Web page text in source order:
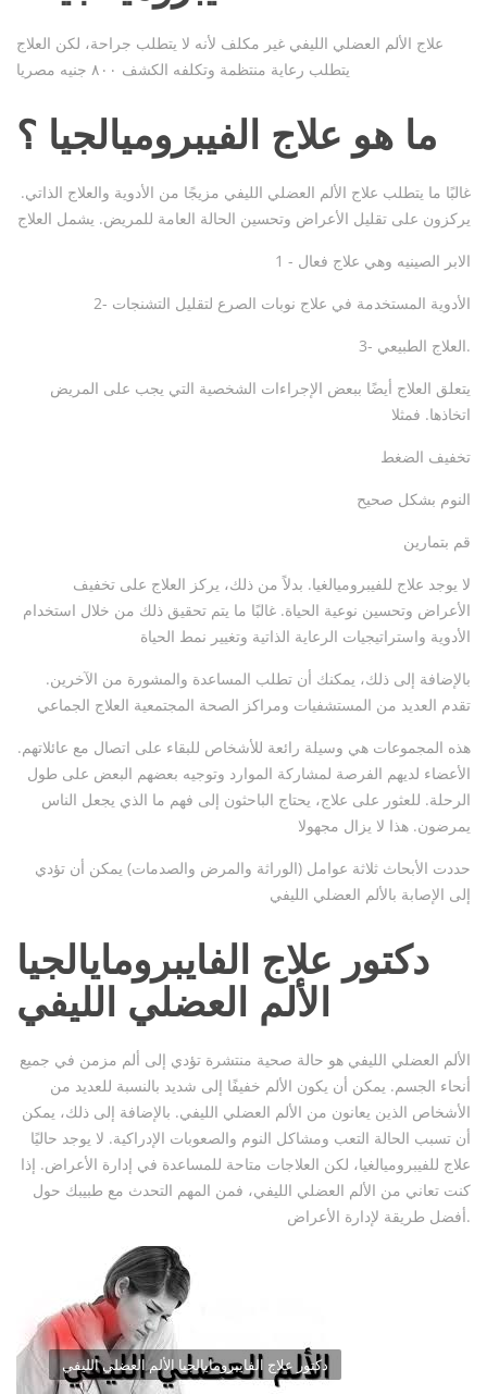
علاج الألم العضلي الليفي غير مكلف لأنه لا يتطلب جراحة، لكن العلاج
يتطلب رعاية منتظمة وتكلفه الكشف ٨٠٠ جنيه مصريا
ما هو علاج الفيبروميالجيا ؟
غالبًا ما يتطلب علاج الألم العضلي الليفي مزيجًا من الأدوية والعلاج الذاتي.
يركزون على تقليل الأعراض وتحسين الحالة العامة للمريض. يشمل العلاج
1 - الابر الصينيه وهي علاج فعال
2- الأدوية المستخدمة في علاج نوبات الصرع لتقليل التشنجات
3- العلاج الطبيعي.
يتعلق العلاج أيضًا ببعض الإجراءات الشخصية التي يجب على المريض
اتخاذها. فمثلا
تخفيف الضغط
النوم بشكل صحيح
قم بتمارين
لا يوجد علاج للفيبروميالغيا. بدلاً من ذلك، يركز العلاج على تخفيف
الأعراض وتحسين نوعية الحياة. غالبًا ما يتم تحقيق ذلك من خلال استخدام
الأدوية واستراتيجيات الرعاية الذاتية وتغيير نمط الحياة
بالإضافة إلى ذلك، يمكنك أن تطلب المساعدة والمشورة من الآخرين.
تقدم العديد من المستشفيات ومراكز الصحة المجتمعية العلاج الجماعي
هذه المجموعات هي وسيلة رائعة للأشخاص للبقاء على اتصال مع عائلاتهم.
الأعضاء لديهم الفرصة لمشاركة الموارد وتوجيه بعضهم البعض على طول
الرحلة. للعثور على علاج، يحتاج الباحثون إلى فهم ما الذي يجعل الناس
يمرضون. هذا لا يزال مجهولا
حددت الأبحاث ثلاثة عوامل (الوراثة والمرض والصدمات) يمكن أن تؤدي
إلى الإصابة بالألم العضلي الليفي
دكتور علاج الفايبرومايالجيا
الألم العضلي الليفي
الألم العضلي الليفي هو حالة صحية منتشرة تؤدي إلى ألم مزمن في جميع
أنحاء الجسم. يمكن أن يكون الألم خفيفًا إلى شديد بالنسبة للعديد من
الأشخاص الذين يعانون من الألم العضلي الليفي. بالإضافة إلى ذلك، يمكن
أن تسبب الحالة التعب ومشاكل النوم والصعوبات الإدراكية. لا يوجد حاليًا
علاج للفيبروميالغيا، لكن العلاجات متاحة للمساعدة في إدارة الأعراض. إذا
كنت تعاني من الألم العضلي الليفي، فمن المهم التحدث مع طبيبك حول
أفضل طريقة لإدارة الأعراض.
دكتور علاج الفايبرومايالجيا الألم العضلي الليفي